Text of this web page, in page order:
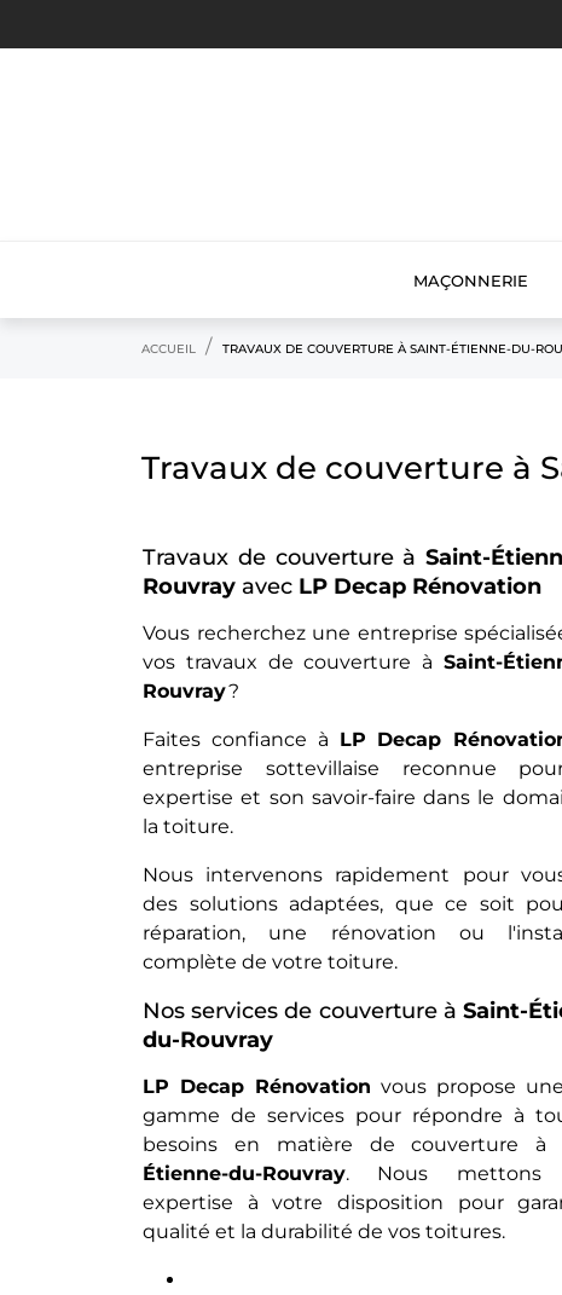
MAÇONNERIE
ACCUEIL TRAVAUX DE COUVERTURE À SAINT-ÉTIENNE-DU-
Travaux de couverture à
Travaux de couverture à Saint-
Rouvray avec LP Decap Rénovation
Vous recherchez une entreprise
vos travaux de couverture à Saint-
Rouvray?
Faites confiance à LP Decap
entreprise sottevillaise reconnue
expertise et son savoir-faire dans le
la toiture.
Nous intervenons rapidement pour
des solutions adaptées, que ce soit
réparation, une rénovation ou
complète de votre toiture.
Nos services de couverture à Saint-
du-Rouvray
LP Decap Rénovation vous propose
gamme de services pour répondre à
besoins en matière de couverture à
Étienne-du-Rouvray. Nous mettons
expertise à votre disposition pour
qualité et la durabilité de vos toitures.